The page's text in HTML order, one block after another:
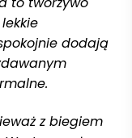
dodają
z biegiem